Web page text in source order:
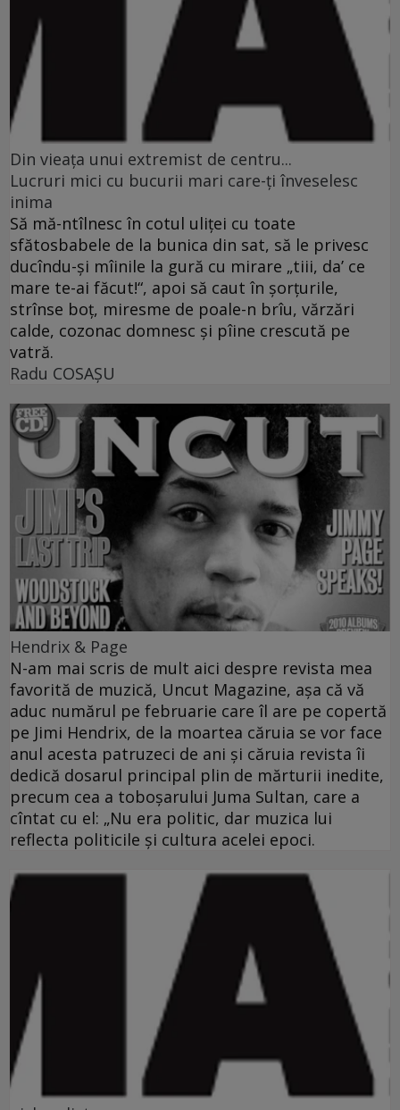
Din vieaţa unui extremist de centru...
Lucruri mici cu bucurii mari care-ţi înveselesc
inima
Să mă-ntîlnesc în cotul uliţei cu toate
sfătosbabele de la bunica din sat, să le privesc
ducîndu-şi mîinile la gură cu mirare „tiii, da’ ce
mare te-ai făcut!“, apoi să caut în şorţurile,
strînse boţ, miresme de poale-n brîu, vărzări
calde, cozonac domnesc şi pîine crescută pe
vatră.
Radu COSAŞU
Hendrix & Page
N-am mai scris de mult aici despre revista mea
favorită de muzică, Uncut Magazine, aşa că vă
aduc numărul pe februarie care îl are pe copertă
pe Jimi Hendrix, de la moartea căruia se vor face
anul acesta patruzeci de ani şi căruia revista îi
dedică dosarul principal plin de mărturii inedite,
precum cea a toboşarului Juma Sultan, care a
cîntat cu el: „Nu era politic, dar muzica lui
reflecta politicile şi cultura acelei epoci.